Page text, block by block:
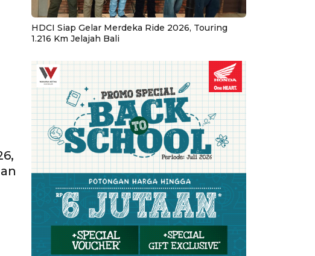
HDCI Siap Gelar Merdeka Ride 2026, Touring
1.216 Km Jelajah Bali